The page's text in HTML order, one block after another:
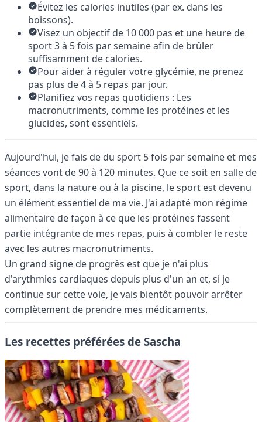
Évitez les calories inutiles (par ex. dans les
boissons).
Visez un objectif de 10 000 pas et une heure de
sport 3 à 5 fois par semaine afin de brûler
suffisamment de calories.
Pour aider à réguler votre glycémie, ne prenez
pas plus de 4 à 5 repas par jour.
Planifiez vos repas quotidiens : Les
macronutriments, comme les protéines et les
glucides, sont essentiels.
Aujourd'hui, je fais de du sport 5 fois par semaine et mes
séances vont de 90 à 120 minutes. Que ce soit en salle de
sport, dans la nature ou à la piscine, le sport est devenu
un élément essentiel de ma vie. J'ai adapté mon régime
alimentaire de façon à ce que les protéines fassent
partie intégrante de mes repas, puis à combler le reste
avec les autres macronutriments.
Un grand signe de progrès est que je n'ai plus
d'arythmies cardiaques depuis plus d'un an et, si je
continue sur cette voie, je vais bientôt pouvoir arrêter
complètement de prendre mes médicaments.
Les recettes préférées de Sascha